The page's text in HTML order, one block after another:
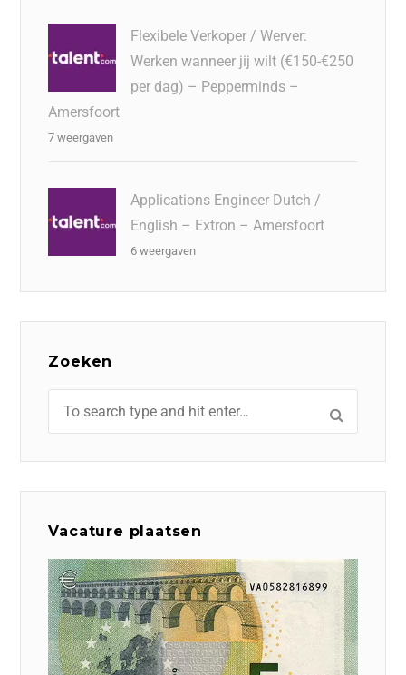
Flexibele Verkoper / Werver:
Werken wanneer jij wilt (€150-€250
per dag) – Pepperminds –
Amersfoort
7 weergaven
Applications Engineer Dutch /
English – Extron – Amersfoort
6 weergaven
Zoeken
Vacature plaatsen